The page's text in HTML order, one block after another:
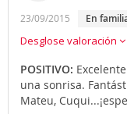
23/09/2015 en
Desglose valoración
POSITIVO:
una sonrisa.
Mateu,